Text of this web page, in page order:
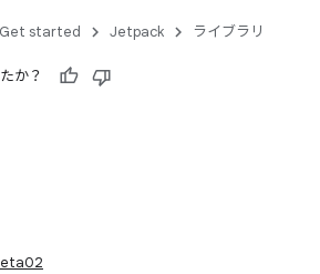
Get started Jetpack ライブラリ
か？